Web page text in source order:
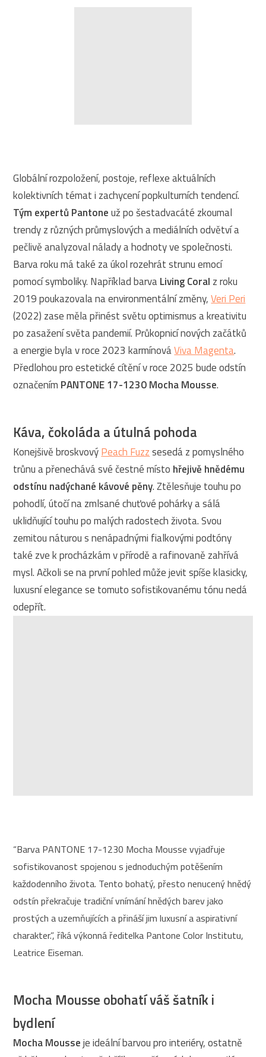
Globální rozpoložení, postoje, reflexe aktuálních
kolektivních témat i zachycení popkulturních tendencí.
Tým expertů Pantoneuž po šestadvacáté zkoumal
trendy z různých průmyslových a mediálních odvětví a
pečlivě analyzoval nálady a hodnoty ve společnosti.
Barva roku má také za úkol rozehrát strunu emocí
pomocí symboliky. Například barvaLiving Coral z roku
2019 poukazovala na environmentální změny,Veri Peri
(2022) zase měla přinést světu optimismus a kreativitu
po zasažení světa pandemií. Průkopnicí nových začátků
a energie byla v roce 2023 karmínováViva Magenta.
Předlohou pro estetické cítění v roce 2025 bude odstín
označením PANTONE 17-1230 Mocha Mousse.
Káva, čokoláda a útulná pohoda
Konejšivě broskvovýPeach Fuzzsesedá z pomyslného
trůnu a přenechává své čestné místo hřejivě hnědému
odstínu nadýchané kávové pěny. Ztělesňuje touhu po
pohodlí, útočí na zmlsané chuťové pohárky a sálá
uklidňující touhu po malých radostech života. Svou
zemitou náturou s nenápadnými fialkovými podtóny
také zve k procházkám v přírodě a rafinovaně zahřívá
mysl. Ačkoli se na první pohled může jevit spíše klasicky,
luxusní elegance se tomuto sofistikovanému tónu nedá
odepřít.
“Barva PANTONE 17-1230 Mocha Mousse vyjadřuje
sofistikovanost spojenou s jednoduchým potěšením
každodenního života. Tento bohatý, přesto nenucený hnědý
odstín překračuje tradiční vnímání hnědých barev jako
prostých a uzemňujících a přináší jim luxusní a aspirativní
charakter.”, říká výkonná ředitelka Pantone Color Institutu,
Leatrice Eiseman.
Mocha Mousse obohatí váš šatník i
bydlení
Mocha Mousseje ideální barvou pro interiéry, ostatně